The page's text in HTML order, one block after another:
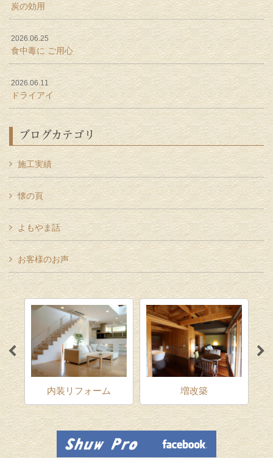
炭の効用
2026.06.25
食中毒に ご用心
2026.06.11
ドライアイ
ブログカテゴリ
施工実績
懐の頁
よもやま話
お客様のお声
内装リフォーム 増改築